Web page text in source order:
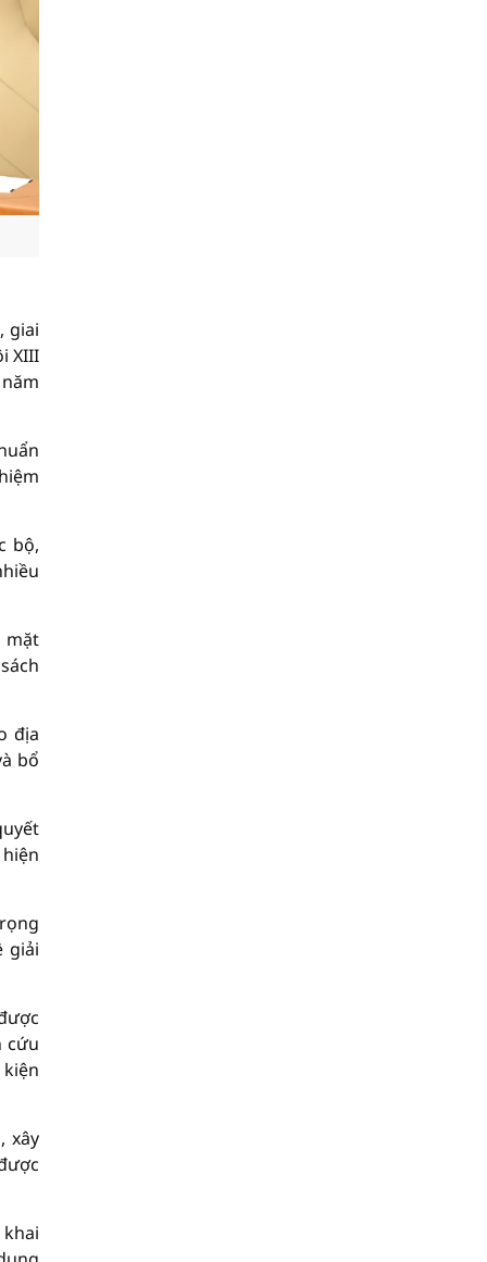
giai
XIII
bộ,
mặt
địa
bổ
giải
cứu
xây